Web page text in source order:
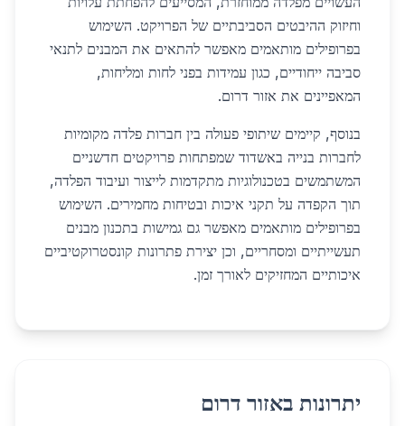
וחיזוק ההיבטים הסביבתיים של הפרויקט. השימוש
בפרופילים מותאמים מאפשר להתאים את המבנים לתנאי
סביבה ייחודיים, כגון עמידות בפני לחות ומליחות,
המאפיינים את אזור דרום.
בנוסף, קיימים שיתופי פעולה בין חברות פלדה מקומיות
לחברות בנייה באשדוד שמפתחות פרויקטים חדשניים
המשתמשים בטכנולוגיות מתקדמות לייצור ועיבוד הפלדה,
תוך הקפדה על תקני איכות ובטיחות מחמירים. השימוש
בפרופילים מותאמים מאפשר גם גמישות בתכנון מבנים
תעשייתיים ומסחריים, וכן יצירת פתרונות קונסטרוקטיביים
איכותיים המחזיקים לאורך זמן.
יתרונות באזור דרום